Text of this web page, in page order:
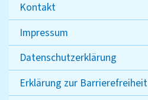
Kontakt
Impressum
Datenschutzerklärung
Erklärung zur Barrierefreiheit